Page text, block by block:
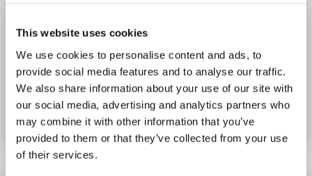
This website uses cookies
We use cookies to personalise content and ads, to
provide social media features and to analyse our traffic.
We also share information about your use of our site with
our social media, advertising and analytics partners who
may combine it with other information that you’ve
provided to them or that they’ve collected from your use
of their services.
LIAS anticorps (AA 86-309)
LIAS Reactivité: Humain
Polyclonal
unconjugated
N° du produit ABIN7570121
Fiche technique Détails